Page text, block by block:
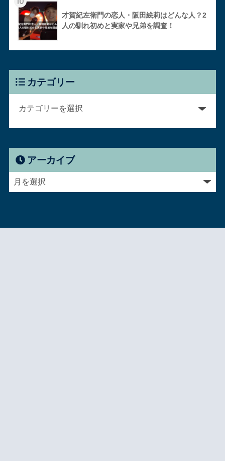
才賀紀左衛門の恋人・阪田絵莉はどんな人？2
人の馴れ初めと実家や兄弟を調査！
カテゴリー
アーカイブ